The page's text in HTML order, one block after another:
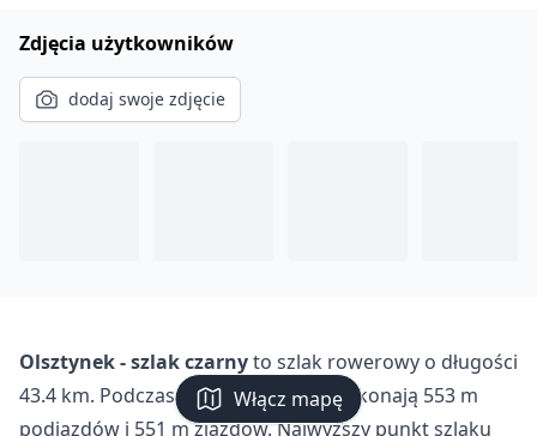
Włącz mapę
Zdjęcia użytkowników
dodaj swoje zdjęcie
Olsztynek - szlak czarnyto szlak rowerowy o długości
43.4 km. Podczas trasy rowerzyści pokonają 553 m
podjazdów i 551 m zjazdów. Najwyższy punkt szlaku